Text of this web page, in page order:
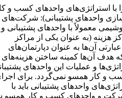
با استراتژی‌های واحدهای کسب و
واحدهای پشتیبانی): شرکت‌های
معمولاً با واحدهای پشتیبانی و
(به عنوان یکی از مراکز
آن‌ها به عنوان دپارتمان‌های
هدف آن‌ها کمینه ساختن هزینه‌های
و عملیات این واحدهای
و کار همسو نمی‌گردد. برای
واحدهای پشتیبانی باید با
و واحدهای کسب و کار همسو